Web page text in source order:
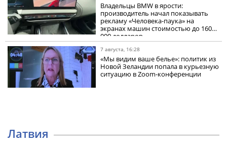
Владельцы BMW в ярости:
производитель начал показывать
рекламу «Человека-паука» на
экранах машин стоимостью до 160
000 долларов
7 августа, 16:28
«Мы видим ваше белье»: политик из
Новой Зеландии попала в курьезную
ситуацию в Zoom-конференции
Латвия